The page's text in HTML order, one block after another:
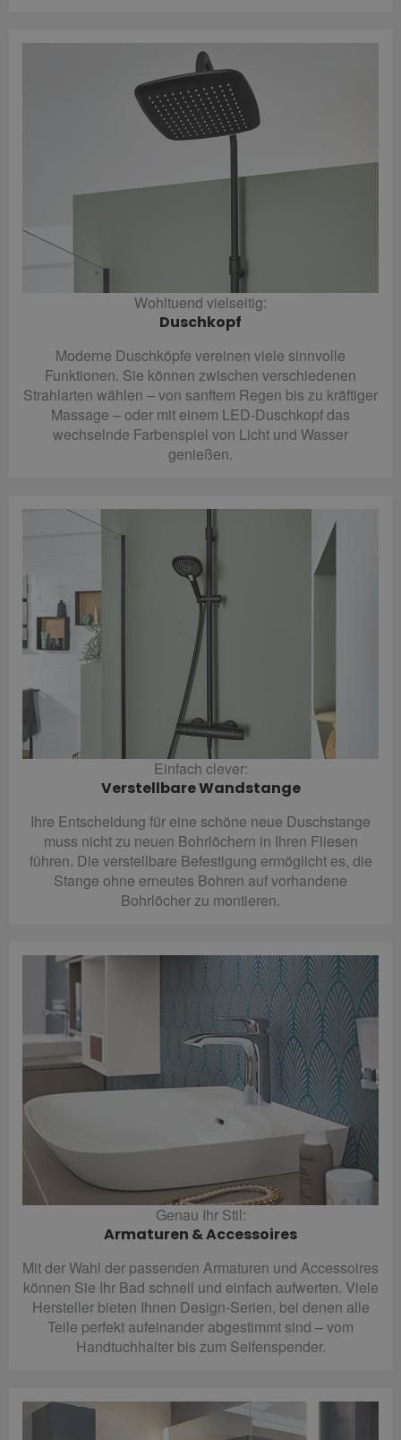
Wohltuend vielseitig:
Duschkopf
Moderne Duschköpfe vereinen viele sinnvolle
Funktionen. Sie können zwischen verschiedenen
Strahlarten wählen – von sanftem Regen bis zu kräftiger
Massage – oder mit einem LED-Duschkopf das
wechselnde Farbenspiel von Licht und Wasser
genießen.
Einfach clever:
Verstellbare Wandstange
Ihre Entscheidung für eine schöne neue Duschstange
muss nicht zu neuen Bohrlöchern in Ihren Fliesen
führen. Die verstellbare Befestigung ermöglicht es, die
Stange ohne erneutes Bohren auf vorhandene
Bohrlöcher zu montieren.
Genau Ihr Stil:
Armaturen & Accessoires
Mit der Wahl der passenden Armaturen und Accessoires
können Sie Ihr Bad schnell und einfach aufwerten. Viele
Hersteller bieten Ihnen Design-Serien, bei denen alle
Teile perfekt aufeinander abgestimmt sind – vom
Handtuchhalter bis zum Seifenspender.